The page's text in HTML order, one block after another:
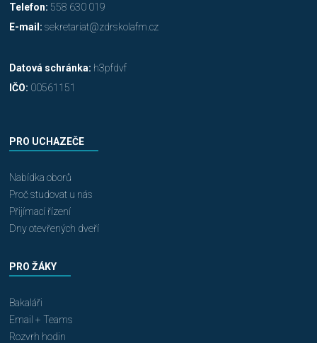
Telefon: 558 630 019
E-mail: sekretariat@zdrskolafm.cz
Datová schránka: h3pfdvf
IČO: 00561151
PRO UCHAZEČE
Nabídka oborů
Proč studovat u nás
Přijímací řízení
Dny otevřených dveří
PRO ŽÁKY
Bakaláři
Email + Teams
Rozvrh hodin